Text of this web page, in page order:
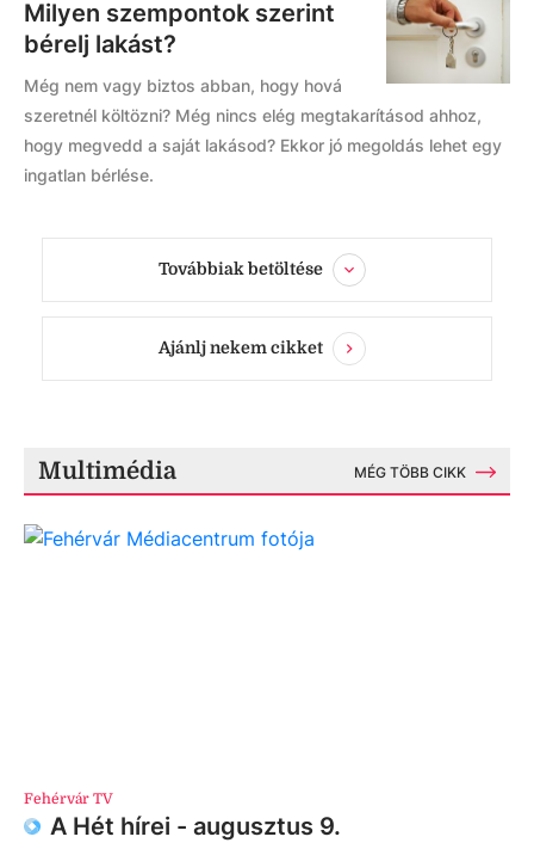
Milyen szempontok szerint
bérelj lakást?
Még nem vagy biztos abban, hogy hová
szeretnél költözni? Még nincs elég megtakarításod ahhoz,
hogy megvedd a saját lakásod? Ekkor jó megoldás lehet egy
ingatlan bérlése.
Továbbiak betöltése
Ajánlj nekem cikket
Multimédia MÉG TÖBB CIKK
Fehérvár TV
A Hét hírei - augusztus 9.